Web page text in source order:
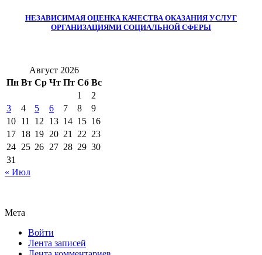
НЕЗАВИСИМАЯ ОЦЕНКА КАЧЕСТВА ОКАЗАНИЯ УСЛУГ
ОРГАНИЗАЦИЯМИ СОЦИАЛЬНОЙ СФЕРЫ
Август 2026
Пн Вт Ср Чт Пт Сб Вс
1
2
3
4 5 6 7 8
9
10 11 12 13 14 15 16
17 18 19 20 21 22 23
24 25 26 27 28 29 30
31
« Июл
Мета
Войти
Лента записей